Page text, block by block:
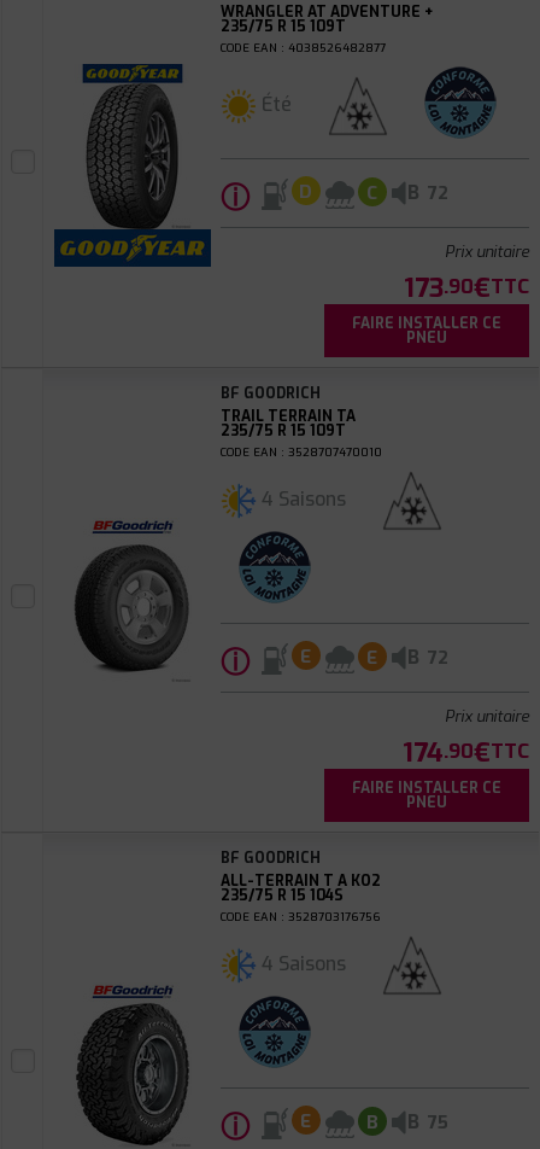
WRANGLER AT ADVENTURE +
235/75 R 15 109T
CODE EAN : 4038526482877
Été
ⓘ D C B 72
Prix unitaire
173.90€TTC
FAIRE INSTALLER CE
PNEU
BF GOODRICH
TRAIL TERRAIN TA
235/75 R 15 109T
CODE EAN : 3528707470010
4 Saisons
ⓘ E E B 72
Prix unitaire
174.90€TTC
FAIRE INSTALLER CE
PNEU
BF GOODRICH
ALL-TERRAIN T A KO2
235/75 R 15 104S
CODE EAN : 3528703176756
4 Saisons
ⓘ E B B 75